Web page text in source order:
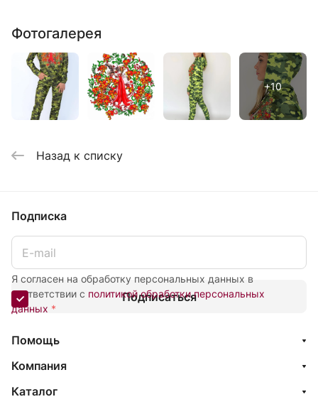
Фотогалерея
Назад к списку
Подписка
Я согласен на обработку персональных данных в
соответствии с политикой обработки персональных
данных *
Подписаться
Помощь
Компания
Каталог